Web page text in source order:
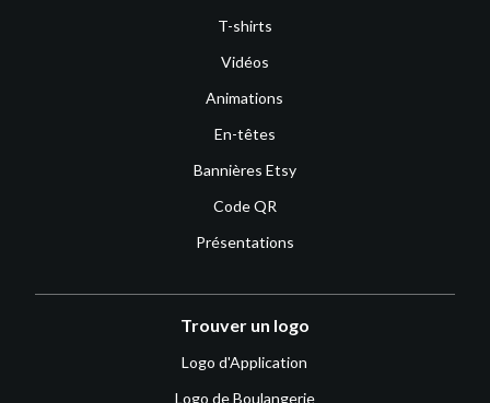
T-shirts
Vidéos
Animations
En-têtes
Bannières Etsy
Code QR
Présentations
Trouver un logo
Logo d'Application
Logo de Boulangerie